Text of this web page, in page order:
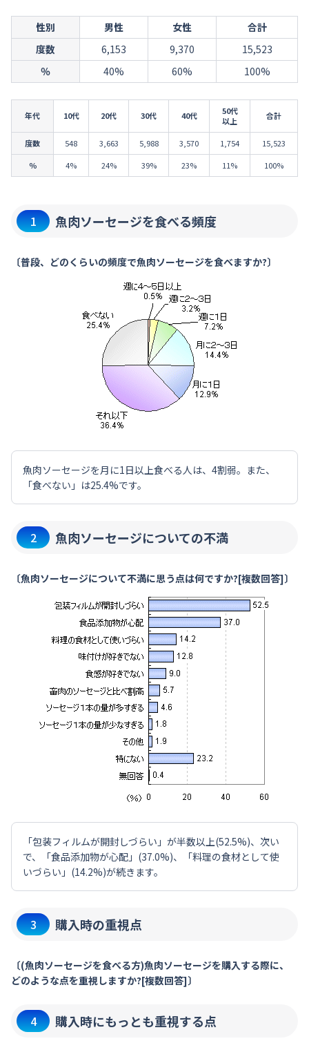
性別 男性 女性
合計
度数
6,153 9,370
15,523
％
40% 60% 100%
年代 10代 20代 30代 40代
50代
以上
合計
度数 548 3,663 5,988 3,570 1,754
15,523
％
4% 24% 39% 23% 11% 100%
1 魚肉ソーセージを食べる頻度
〔普段、どのくらいの頻度で魚肉ソーセージを食べますか?〕
魚肉ソーセージを月に1日以上食べる人は、4割弱。また、
「食べない」は25.4%です。
2 魚肉ソーセージについての不満
〔魚肉ソーセージについて不満に思う点は何ですか?[複数回答]〕
「包装フィルムが開封しづらい」が半数以上(52.5%)、次い
で、「食品添加物が心配」(37.0%)、「料理の食材として使
いづらい」(14.2%)が続きます。
3 購入時の重視点
〔(魚肉ソーセージを食べる方)魚肉ソーセージを購入する際に、
どのような点を重視しますか?[複数回答]〕
4 購入時にもっとも重視する点